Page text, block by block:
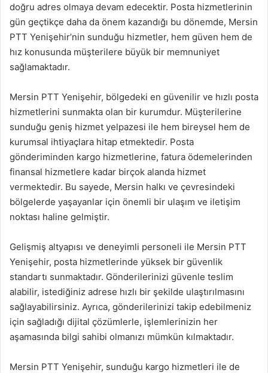
doğru adres olmaya devam edecektir. Posta hizmetlerinin
gün geçtikçe daha da önem kazandığı bu dönemde, Mersin
PTT Yenişehir’nin sunduğu hizmetler, hem güven hem de
hız konusunda müşterilere büyük bir memnuniyet
sağlamaktadır.
Mersin PTT Yenişehir, bölgedeki en güvenilir ve hızlı posta
hizmetlerini sunmakta olan bir kurumdur. Müşterilerine
sunduğu geniş hizmet yelpazesi ile hem bireysel hem de
kurumsal ihtiyaçlara hitap etmektedir. Posta
gönderiminden kargo hizmetlerine, fatura ödemelerinden
finansal hizmetlere kadar birçok alanda hizmet
vermektedir. Bu sayede, Mersin halkı ve çevresindeki
bölgelerde yaşayanlar için önemli bir ulaşım ve iletişim
noktası haline gelmiştir.
Gelişmiş altyapısı ve deneyimli personeli ile Mersin PTT
Yenişehir, posta hizmetlerinde yüksek bir güvenlik
standartı sunmaktadır. Gönderilerinizi güvenle teslim
alabilir, istediğiniz adrese hızlı bir şekilde ulaştırılmasını
sağlayabilirsiniz. Ayrıca, gönderilerinizi takip edebilmeniz
için sağladığı dijital çözümlerle, işlemlerinizin her
aşamasında bilgi sahibi olmanızı mümkün kılmaktadır.
Mersin PTT Yenişehir, sunduğu kargo hizmetleri ile de